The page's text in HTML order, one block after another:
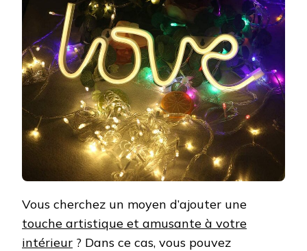
Vous cherchez un moyen d’ajouter une
touche artistique et amusante à votre
intérieur ? Dans ce cas, vous pouvez